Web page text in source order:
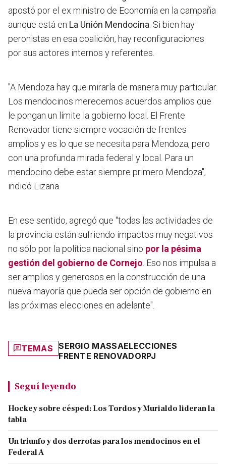
apostó por el ex ministro de Economía en la campaña
aunque está en La Unión Mendocina . Si bien hay
peronistas en esa coalición, hay reconfiguraciones
por sus actores internos y referentes.
"A Mendoza hay que mirarla de manera muy particular.
Los mendocinos merecemos acuerdos amplios que
le pongan un límite la gobierno local. El Frente
Renovador tiene siempre vocación de frentes
amplios y es lo que se necesita para Mendoza, pero
con una profunda mirada federal y local. Para un
mendocino debe estar siempre primero Mendoza",
indicó Lizana.
En ese sentido, agregó que "todas las actividades de
la provincia están sufriendo impactos muy negativos
no sólo por la política nacional sino por la pésima
gestión del gobierno de Cornejo Eso nos impulsa a
ser amplios y generosos en la construcción de una
nueva mayoría que pueda ser opción de gobierno en
las próximas elecciones en adelante".
TEMAS SERGIO MASSAELECCIONES
FRENTE RENOVADORPJ
Seguí leyendo
Hockey sobre césped: Los Tordos y Murialdo lideran la
tabla
Un triunfo y dos derrotas para los mendocinos en el
Federal A